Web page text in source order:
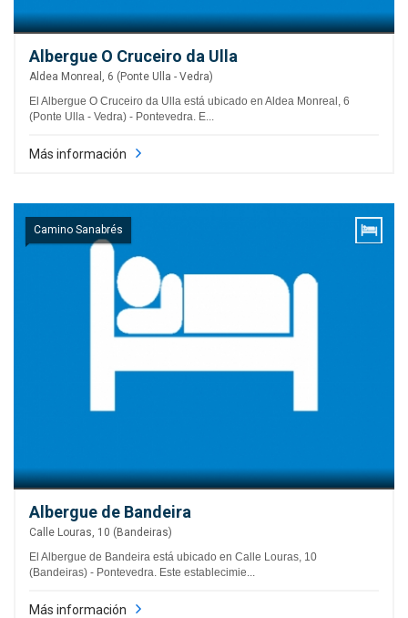
Albergue O Cruceiro da Ulla
Aldea Monreal, 6 (Ponte Ulla - Vedra)
El Albergue O Cruceiro da Ulla está ubicado en Aldea Monreal, 6
(Ponte Ulla - Vedra) - Pontevedra. E...
Más información
Camino Sanabrés
Albergue de Bandeira
Calle Louras, 10 (Bandeiras)
El Albergue de Bandeira está ubicado en Calle Louras, 10
(Bandeiras) - Pontevedra. Este establecimie...
Más información